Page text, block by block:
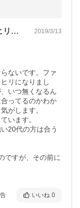
う〜ん。一週間つかっても、ヒリヒリ感が… 2019/3/13
ないです。ファ
リになりまし
いつ無くなるん
ってるのかわか
がします。
います。
20代の方は合う
ですが、その前に
いいね 0